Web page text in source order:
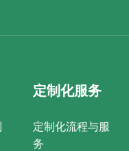
定制化服务
定制化流程与服
务